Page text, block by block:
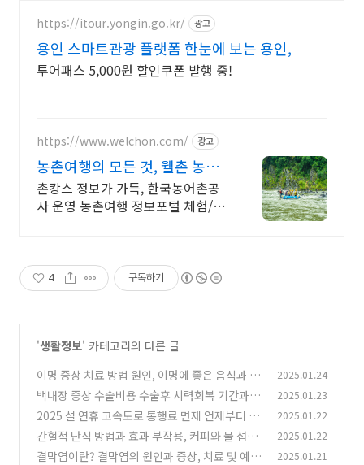
https://itour.yongin.go.kr/ 광고
용인 스마트관광 플랫폼 한눈에 보는 용인,
투어패스 5,000원 할인쿠폰 발행 중!
https://www.welchon.com/ 광고
농촌여행의 모든 것, 웰촌 농촌
관광 가는 주간
촌캉스 정보가 가득, 한국농어촌공
사 운영 농촌여행 정보포털 체험/촌
4 구독하기
'생활정보' 카테고리의 다른 글
이명 증상 치료 방법 원인, 이명에 좋은 음식과 생
활습관은? (0)
2025.01.24
백내장 증상 수술비용 수술후 시력회복 기간과 주
의사항은? 좋은음식과 예방법 총정리
(0)
2025.01.23
2025 설 연휴 고속도로 통행료 면제 언제부터 언
제까지? 연휴 할인혜택 (0)
2025.01.22
간헐적 단식 방법과 효과 부작용, 커피와 물 섭취
는? 16:8 방법은 무엇일까? (1)
2025.01.22
결막염이란? 결막염의 원인과 증상, 치료 및 예방
2025.01.21